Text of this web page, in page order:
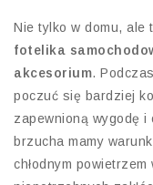
Nie tylko w domu, ale
fotelika
akcesorium.
poczuć się bardziej
zapewnioną wygodę
brzucha mamy
chłodnym